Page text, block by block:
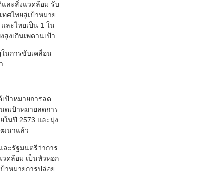
ละสิ่งแวดล้อม รับ
ศไทยสู่เป้าหมาย
ละไทยเป็น 1 ใน
งเกินเพดานเป้า
นการขับเคลื่อน
ป้าหมายการลด
ดเป้าหมายลดการ
ในปี 2573 และมุ่ง
ฒนาแล้ว
ละรัฐมนตรีว่าการ
ดล้อม เป็นหัวหอก
าหมายการปล่อย